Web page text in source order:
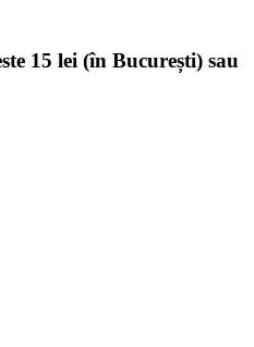
15 lei (în București) sau